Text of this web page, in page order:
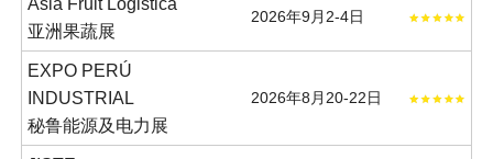
亚洲果蔬展
2026年9月2-4日
EXPO PERÚ
INDUSTRIAL
秘鲁能源及电力展
2026年8月20-22日